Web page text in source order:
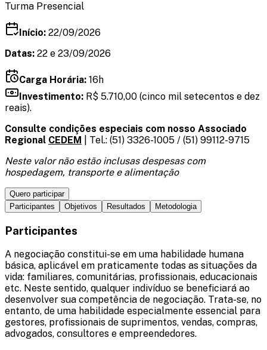
Turma Presencial
Início: 22/09/2026
Datas: 22 e 23/09/2026
Carga Horária: 16h
Investimento: R$ 5.710,00 (cinco mil setecentos e dez
reais).
Consulte condições especiais com nosso Associado
Regional CEDEM
| Tel.: (51) 3326-1005 / (51) 99112-9715
Neste valor não estão inclusas despesas com
hospedagem, transporte e alimentação
Quero participar
Participantes
Objetivos Resultados Metodologia
Participantes
A negociação constitui-se em uma habilidade humana
básica, aplicável em praticamente todas as situações da
vida: familiares, comunitárias, profissionais, educacionais
etc. Neste sentido, qualquer indivíduo se beneficiará ao
desenvolver sua competência de negociação. Trata-se, no
entanto, de uma habilidade especialmente essencial para
gestores, profissionais de suprimentos, vendas, compras,
advogados, consultores e empreendedores.